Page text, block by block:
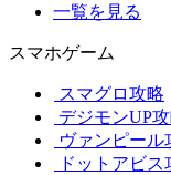
一覧を見る
スマホゲーム
スマグロ攻略
デジモンUP
ヴァンピール
ドットアビス